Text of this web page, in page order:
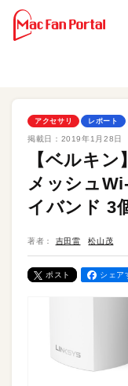
アクセサリ レポート
掲載日： 2019年1月28日
【ベルキ
メッシュ
イバンド 3
著者： 吉田雷 松山茂
ポスト シェア